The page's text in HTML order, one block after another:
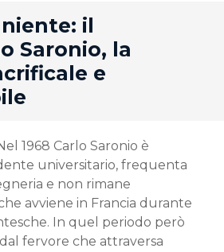
il
Saronio, la
e
1968 Carlo Saronio è
universitario, frequenta
e non rimane
avviene in Francia durante
In quel periodo però
fervore che attraversa